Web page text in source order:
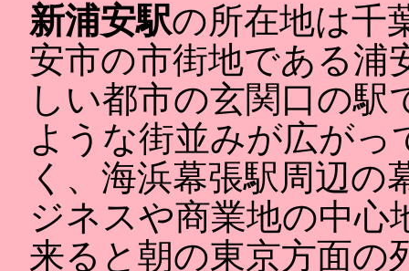
新浦安駅の所在地は千
安市の市街地である浦
しい都市の玄関口の駅
ような街並みが広が
く、海浜幕張駅周辺
ジネスや商業地の中
来ると朝の東京方面の